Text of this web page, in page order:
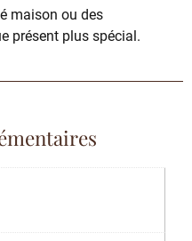
maison ou des
présent plus spécial.